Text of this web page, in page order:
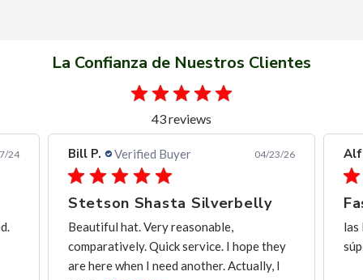
La Confianza de Nuestros Clientes
43 reviews
04/23/26 Alfredo C. Verified Buyer 11/28/25
Fast and frendly communication
las Botas de muy buena calidad, y entrega
súper rápida, y buena comunicación